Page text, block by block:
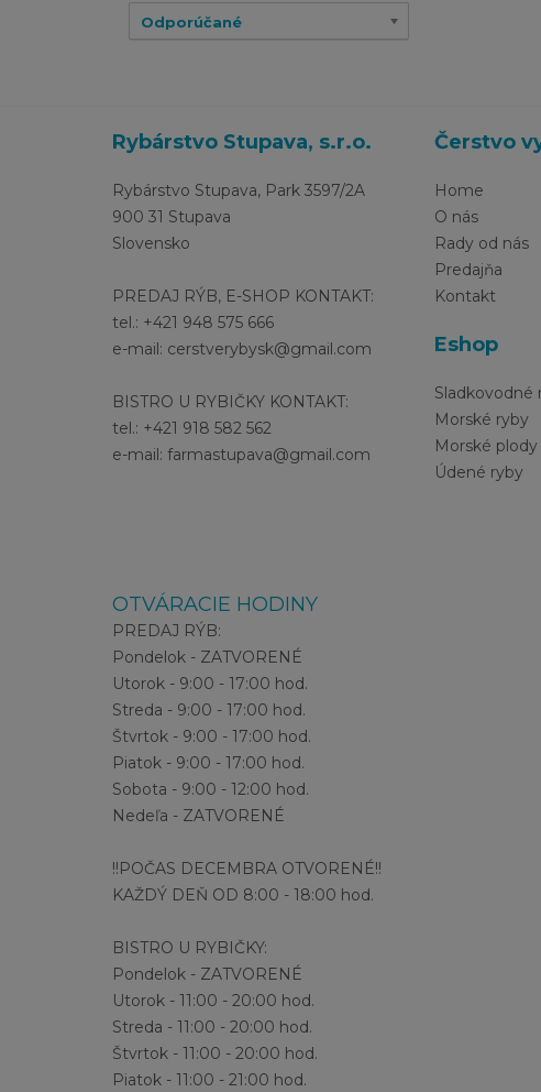
Odporúčané
Rybárstvo Stupava, s.r.o.
Rybárstvo Stupava, Park 3597/2A
900 31 Stupava
Slovensko
PREDAJ RÝB, E-SHOP KONTAKT:
tel.: +421 948 575 666
e-mail: cerstverybysk@gmail.com
BISTRO U RYBIČKY KONTAKT:
tel.: +421 918 582 562
e-mail: farmastupava@gmail.com
OTVÁRACIE HODINY
PREDAJ RÝB:
Pondelok - ZATVORENÉ
Utorok - 9:00 - 17:00 hod.
Streda - 9:00 - 17:00 hod.
Štvrtok - 9:00 - 17:00 hod.
Piatok - 9:00 - 17:00 hod.
Sobota - 9:00 - 12:00 hod.
Nedeľa - ZATVORENÉ
!!POČAS DECEMBRA OTVORENÉ!!
KAŽDÝ DEŇ OD 8:00 - 18:00 hod.
BISTRO U RYBIČKY:
Pondelok - ZATVORENÉ
Utorok - 11:00 - 20:00 hod.
Streda - 11:00 - 20:00 hod.
Štvrtok - 11:00 - 20:00 hod.
Piatok - 11:00 - 21:00 hod.
Čerstvo
Home
O nás
Rady od nás
Predajňa
Kontakt
Eshop
Sladkovodné
Morské ryby
Morské plody
Údené ryby